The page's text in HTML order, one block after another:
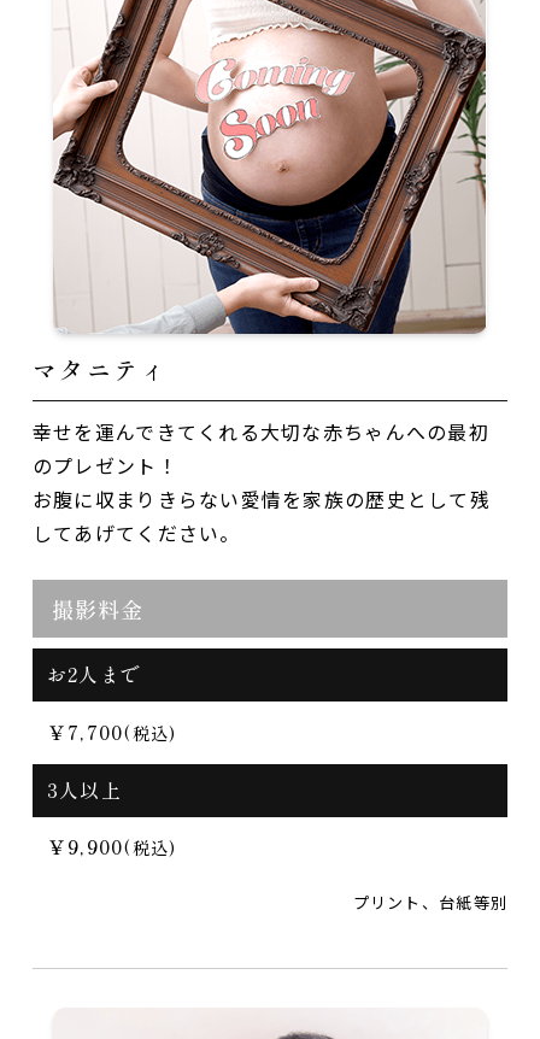
マタニティ
幸せを運んできてくれる大切な赤ちゃんへの最初
のプレゼント！
お腹に収まりきらない愛情を家族の歴史として残
してあげてください。
撮影料金
お2人まで
￥7,700(税込)
3人以上
￥9,900(税込)
プリント、台紙等別